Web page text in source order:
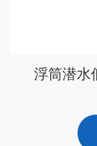
浮筒潜水